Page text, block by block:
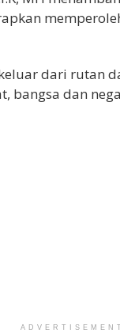
dari rutan
bangsa dan
ADVERTISEMENT